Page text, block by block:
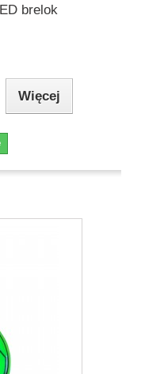
brelok
Więcej